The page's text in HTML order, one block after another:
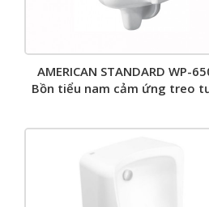
AMERICAN STANDARD WP-
Bồn tiểu nam cảm ứng treo